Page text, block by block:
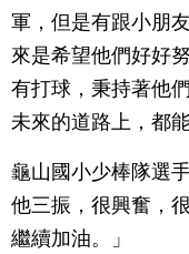
軍，但是有跟小朋
來是希望他們好好
有打球，秉持著他
未來的道路上，都
龜山國小少棒隊選
他三振，很興奮，
繼續加油。」